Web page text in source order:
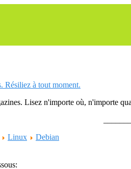
Résiliez à tout moment.
Lisez n'importe où, n'importe
Linux
Debian